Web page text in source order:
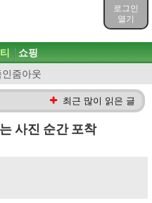
로그인
열기
인줌아웃
쇼핑
최근 많이 읽은 글
사진 순간 포착